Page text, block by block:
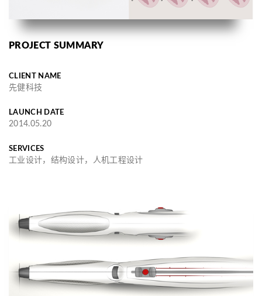
PROJECT SUMMARY
CLIENT NAME
先健科技
LAUNCH DATE
2014.05.20
SERVICES
工业设计，结构设计，人机工程设计